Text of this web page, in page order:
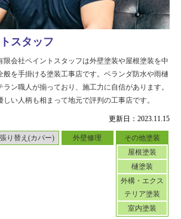
更新日：2023.11.15
り替え(カバー) 外壁修理
その他塗装
屋根塗装
樋塗装
外構・エクス
テリア塗装
室内塗装
スタッフ
限会社ペイントスタッフは外壁塗装や屋根塗装を中
般を手掛ける塗装工事店です。ベランダ防水や雨樋
ン職人が揃っており、施工力に自信があります。
い人柄も相まって地元で評判の工事店です。